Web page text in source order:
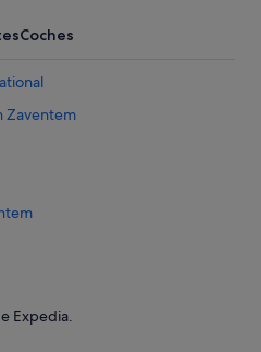
Coches
Zaventem
del aeropuerto de Bruselas
Expedia.